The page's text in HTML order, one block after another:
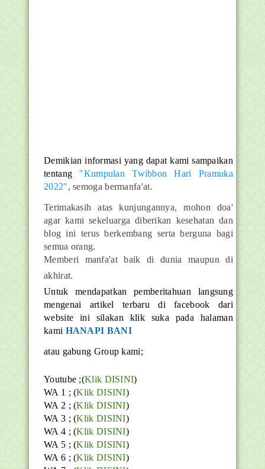
Demikian informasi yang dapat kami sampaikan
tentang
"Kumpulan Twibbon Hari Pramuka
2022", semoga bermanfa'at.
Terimakasih atas kunjungannya, mohon doa'
agar kami sekeluarga diberikan kesehatan dan
blog ini terus berkembang serta berguna bagi
semua orang.
Memberi manfa'at baik di dunia maupun di
akhirat.
Untuk mendapatkan pemberitahuan langsung
mengenai artikel terbaru di facebook dari
website ini silakan klik suka pada halaman
kami HANAPI BANI
atau gabung Group kami;
Youtube ;(Klik DISINI)
WA 1 ; (Klik DISINI)
WA 2 ; (Klik DISINI)
WA 3 ; (Klik DISINI)
WA 4 ; (Klik DISINI)
WA 5 ; (Klik DISINI)
WA 6 ; (Klik DISINI)